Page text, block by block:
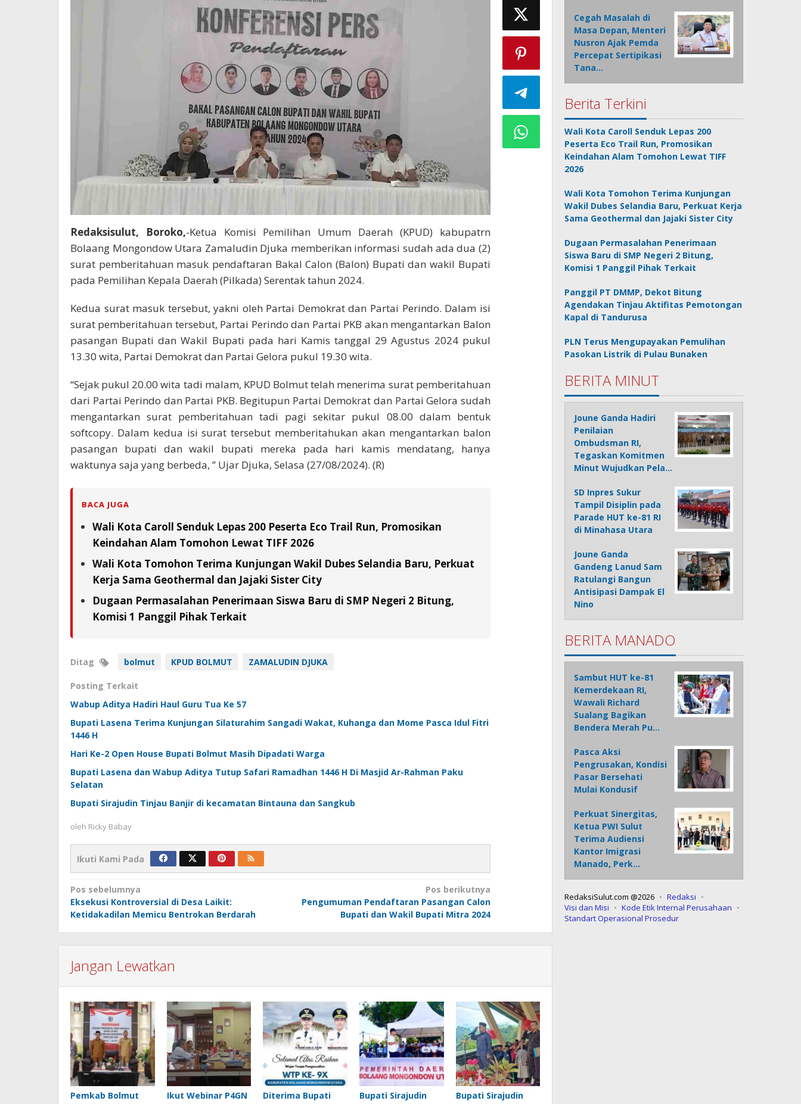
Redaksisulut, Boroko,-Ketua Komisi Pemilihan Umum Daerah (KPUD) kabupatrn
Bolaang Mongondow Utara Zamaludin Djuka memberikan informasi sudah ada dua (2)
surat pemberitahuan masuk pendaftaran Bakal Calon (Balon) Bupati dan wakil Bupati
pada Pemilihan Kepala Daerah (Pilkada) Serentak tahun 2024.
Kedua surat masuk tersebut, yakni oleh Partai Demokrat dan Partai Perindo. Dalam isi
surat pemberitahuan tersebut, Partai Perindo dan Partai PKB akan mengantarkan Balon
pasangan Bupati dan Wakil Bupati pada hari Kamis tanggal 29 Agustus 2024 pukul
13.30 wita, Partai Demokrat dan Partai Gelora pukul 19.30 wita.
“Sejak pukul 20.00 wita tadi malam, KPUD Bolmut telah menerima surat pemberitahuan
dari Partai Perindo dan Partai PKB. Begitupun Partai Demokrat dan Partai Gelora sudah
mengantarkan surat pemberitahuan tadi pagi sekitar pukul 08.00 dalam bentuk
softcopy. Dalam kedua isi surat tersebut memberitahukan akan mengantarkan balon
pasangan bupati dan wakil bupati mereka pada hari kamis mendatang, hanya
waktunya saja yang berbeda, ” Ujar Djuka, Selasa (27/08/2024). (R)
BACA JUGA
Wali Kota Caroll Senduk Lepas 200 Peserta Eco Trail Run, Promosikan
Keindahan Alam Tomohon Lewat TIFF 2026
Wali Kota Tomohon Terima Kunjungan Wakil Dubes Selandia Baru, Perkuat
Kerja Sama Geothermal dan Jajaki Sister City
Dugaan Permasalahan Penerimaan Siswa Baru di SMP Negeri 2 Bitung,
Komisi 1 Panggil Pihak Terkait
Ditag bolmut KPUD BOLMUT ZAMALUDIN DJUKA
Posting Terkait
Wabup Aditya Hadiri Haul Guru Tua Ke 57
Bupati Lasena Terima Kunjungan Silaturahim Sangadi Wakat, Kuhanga dan Mome Pasca Idul Fitri
1446 H
Hari Ke-2 Open House Bupati Bolmut Masih Dipadati Warga
Bupati Lasena dan Wabup Aditya Tutup Safari Ramadhan 1446 H Di Masjid Ar-Rahman Paku
Selatan
Bupati Sirajudin Tinjau Banjir di kecamatan Bintauna dan Sangkub
oleh Ricky Babay
Ikuti Kami Pada
Navigasi
pos
Pos sebelumnya
Eksekusi Kontroversial di Desa Laikit:
Ketidakadilan Memicu Bentrokan Berdarah
Pos berikutnya
Pengumuman Pendaftaran Pasangan Calon
Bupati dan Wakil Bupati Mitra 2024
Jangan Lewatkan
Pemkab Bolmut
Ikut Webinar P4GN
Diterima Bupati
Bupati Sirajudin
Bupati Sirajudin
Cegah Masalah di
Masa Depan, Menteri
Nusron Ajak Pemda
Percepat Sertipikasi
Tana…
Berita Terkini
Wali Kota Caroll Senduk Lepas 200
Peserta Eco Trail Run, Promosikan
Keindahan Alam Tomohon Lewat TIFF
2026
Wali Kota Tomohon Terima Kunjungan
Wakil Dubes Selandia Baru, Perkuat Kerja
Sama Geothermal dan Jajaki Sister City
Dugaan Permasalahan Penerimaan
Siswa Baru di SMP Negeri 2 Bitung,
Komisi 1 Panggil Pihak Terkait
Panggil PT DMMP, Dekot Bitung
Agendakan Tinjau Aktifitas Pemotongan
Kapal di Tandurusa
PLN Terus Mengupayakan Pemulihan
Pasokan Listrik di Pulau Bunaken
BERITA MINUT
Joune Ganda Hadiri
Penilaian
Ombudsman RI,
Tegaskan Komitmen
Minut Wujudkan Pela…
SD Inpres Sukur
Tampil Disiplin pada
Parade HUT ke-81 RI
di Minahasa Utara
Joune Ganda
Gandeng Lanud Sam
Ratulangi Bangun
Antisipasi Dampak El
Nino
BERITA MANADO
Sambut HUT ke-81
Kemerdekaan RI,
Wawali Richard
Sualang Bagikan
Bendera Merah Pu…
Pasca Aksi
Pengrusakan, Kondisi
Pasar Bersehati
Mulai Kondusif
Perkuat Sinergitas,
Ketua PWI Sulut
Terima Audiensi
Kantor Imigrasi
Manado, Perk…
RedaksiSulut.com @2026
Redaksi
Visi dan Misi
Kode Etik Internal Perusahaan
Standart Operasional Prosedur